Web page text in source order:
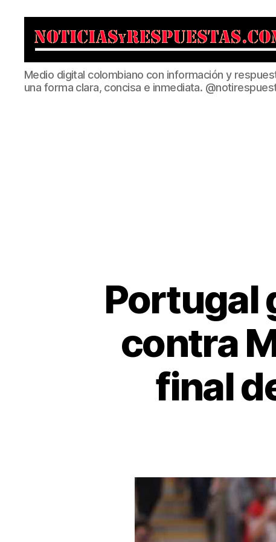
Noticias
y
Respuestas
Medio digital colombiano con información y
una forma clara, concisa e inmediata.
Portugal
contra
final